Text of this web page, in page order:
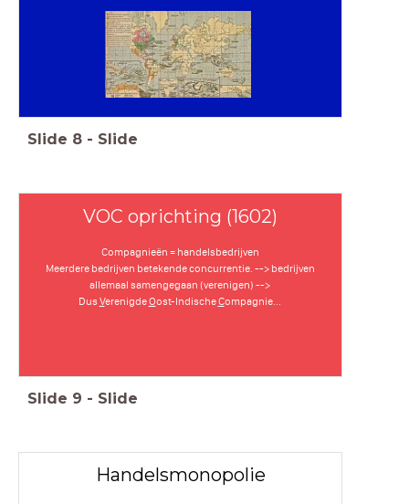
Slide 8 - Slide
VOC oprichting (1602)
Compagnieën = handelsbedrijven
Meerdere bedrijven betekende concurrentie. --> bedrijven
allemaal samengegaan (verenigen) -->
Dus VerenigdeOost-IndischeCompagnie...
Slide 9 - Slide
Handelsmonopolie